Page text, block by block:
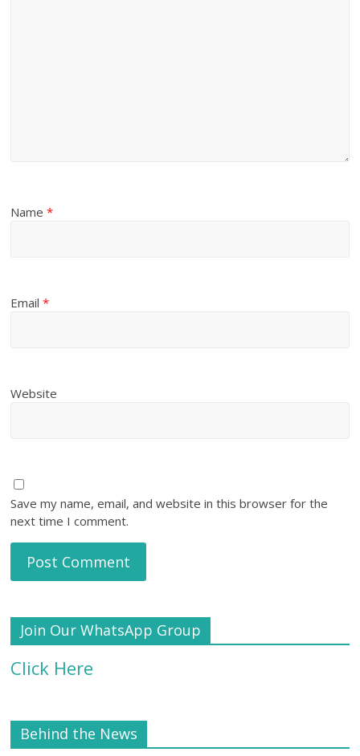
Name*
Email*
Website
Save my name, email, and website in this browser for the
next time I comment.
Join Our WhatsApp Group
Click Here
Behind the News